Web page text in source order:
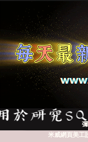
米威網頁美工